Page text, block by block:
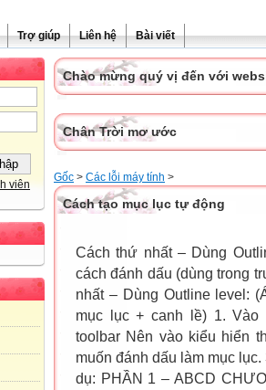
Trợ giúp Liên hệ Bài viết
viên
Chào mừng quý vị đến với
Chân Trời mơ ước
Gốc > Các lỗi máy tính >
Cách tạo mục lục tự động
Cách thứ nhất – Dùng
cách đánh dấu (dùng trong
nhất – Dùng Outline level:
mục lục + canh lề) 1. Vào
toolbar Nên vào kiểu hiển
muốn đánh dấu làm mục
dụ: PHẦN 1 – ABCD